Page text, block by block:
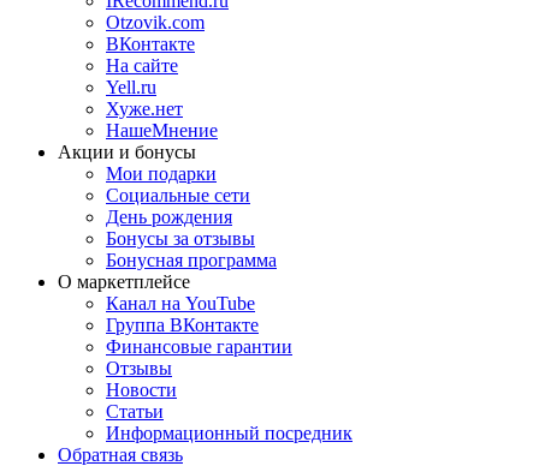
Otzovik.com
ВКонтакте
На сайте
Yell.ru
Хуже.нет
НашеМнение
Акции и бонусы
Мои подарки
Социальные сети
День рождения
Бонусы за отзывы
Бонусная программа
О маркетплейсе
Канал на YouTube
Группа ВКонтакте
Финансовые гарантии
Отзывы
Новости
Статьи
Информационный посредник
Обратная связь